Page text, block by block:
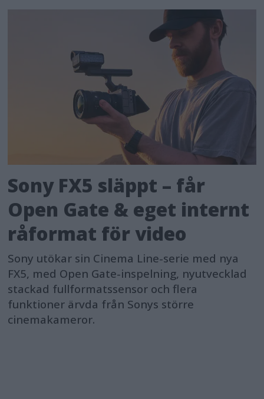
Sony FX5 släppt – får
Open Gate & eget internt
råformat för video
Sony utökar sin Cinema Line-serie med nya
FX5, med Open Gate-inspelning, nyutvecklad
stackad fullformatssensor och flera
funktioner ärvda från Sonys större
cinemakameror.